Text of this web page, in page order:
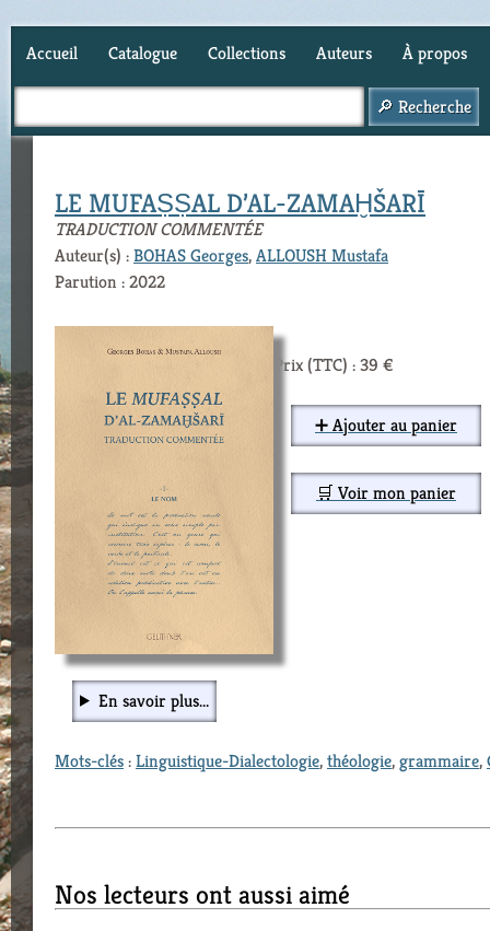
Accueil Catalogue Collections Auteurs À propos
LE MUFAṢṢAL D’AL-ZAMAḪŠARĪ
TRADUCTION COMMENTÉE
Auteur(s) :BOHAS Georges,ALLOUSH Mustafa
Parution : 2022
Prix (TTC) : 39 €
➕ Ajouter au panier
🛒 Voir mon panier
En savoir plus...
Mots-clés:Linguistique-Dialectologie,théologie,grammaire,
Nos lecteurs ont aussi aimé